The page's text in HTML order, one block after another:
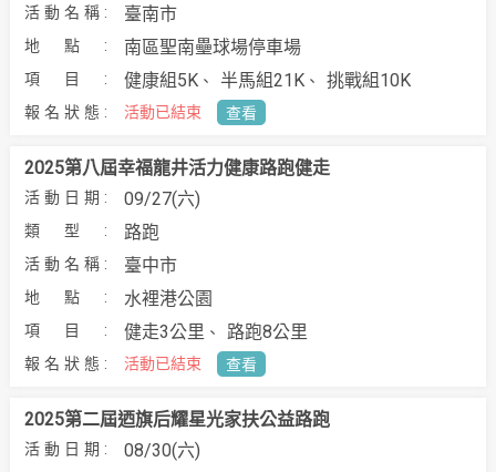
臺南市
南區聖南壘球場停車場
健康組5K
半馬組21K 挑戰組10K
活動已結束 查看
09/27(六)
路跑
臺中市
2025第八屆幸福龍井活力健康路跑健走
水裡港公園
健走3公里
路跑8公里
活動已結束 查看
08/30(六)
2025第二屆迺旗后耀星光家扶公益路跑